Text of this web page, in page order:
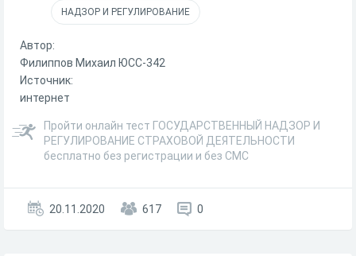
НАДЗОР И РЕГУЛИРОВАНИЕ
Автор:
Филиппов Михаил ЮСС-342
Источник:
интернет
Пройти онлайн тест ГОСУДАРСТВЕННЫЙ НАДЗОР И
РЕГУЛИРОВАНИЕ СТРАХОВОЙ ДЕЯТЕЛЬНОСТИ
бесплатно без регистрации и без СМС
20.11.2020 617 0